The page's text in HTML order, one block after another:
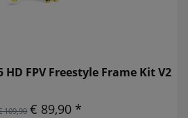
HD FPV Freestyle Frame Kit V2
109,90 € 89,90 *